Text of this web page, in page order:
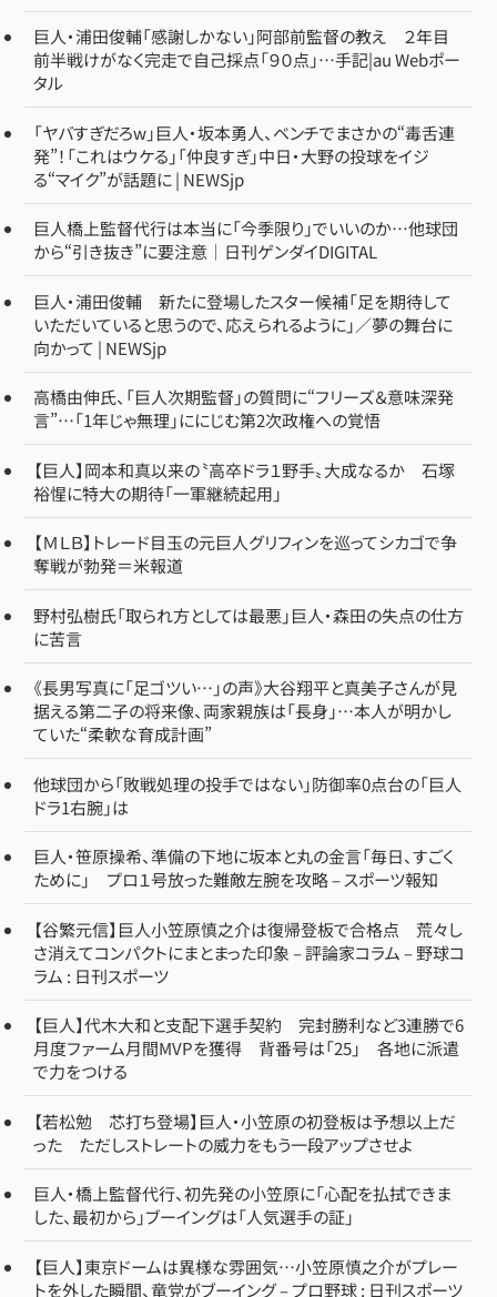
巨人・浦田俊輔「感謝しかない」阿部前監督の教え ２年目
前半戦けがなく完走で自己採点「９０点」…手記|au Webポー
タル
「ヤバすぎだろw」巨人・坂本勇人、ベンチでまさかの“毒舌連
発”！「これはウケる」「仲良すぎ」中日・大野の投球をイジ
る“マイク”が話題に | NEWSjp
巨人橋上監督代行は本当に「今季限り」でいいのか…他球団
から“引き抜き”に要注意｜日刊ゲンダイDIGITAL
巨人・浦田俊輔 新たに登場したスター候補「足を期待して
いただいていると思うので、応えられるように」／夢の舞台に
向かって | NEWSjp
高橋由伸氏、「巨人次期監督」の質問に“フリーズ＆意味深発
言”…「1年じゃ無理」ににじむ第2次政権への覚悟
【巨人】岡本和真以来の〝高卒ドラ１野手〟大成なるか 石塚
裕惺に特大の期待「一軍継続起用」
【ＭＬＢ】トレード目玉の元巨人グリフィンを巡ってシカゴで争
奪戦が勃発＝米報道
野村弘樹氏「取られ方としては最悪」巨人・森田の失点の仕方
に苦言
《長男写真に「足ゴツい…」の声》大谷翔平と真美子さんが見
据える第二子の将来像、両家親族は「長身」…本人が明かし
ていた“柔軟な育成計画”
他球団から「敗戦処理の投手ではない」防御率0点台の「巨人
ドラ1右腕」は
巨人・笹原操希、準備の下地に坂本と丸の金言「毎日、すごく
ために」 プロ１号放った難敵左腕を攻略 – スポーツ報知
【谷繁元信】巨人小笠原慎之介は復帰登板で合格点 荒々し
さ消えてコンパクトにまとまった印象 – 評論家コラム – 野球コ
ラム : 日刊スポーツ
【巨人】代木大和と支配下選手契約 完封勝利など3連勝で6
月度ファーム月間MVPを獲得 背番号は「25」 各地に派遣
で力をつける
【若松勉 芯打ち登場】巨人・小笠原の初登板は予想以上だ
った ただしストレートの威力をもう一段アップさせよ
巨人・橋上監督代行、初先発の小笠原に「心配を払拭できま
した、最初から」ブーイングは「人気選手の証」
【巨人】東京ドームは異様な雰囲気…小笠原慎之介がプレー
トを外した瞬間、竜党がブーイング – プロ野球 : 日刊スポーツ